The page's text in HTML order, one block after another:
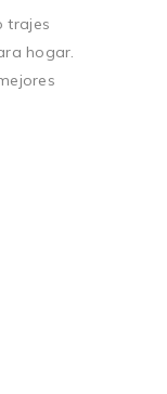
trajes
hogar.